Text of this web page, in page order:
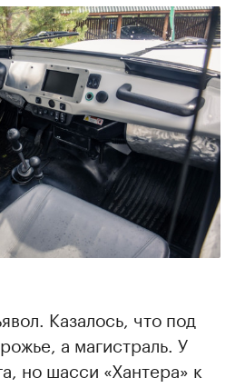
Казалось, что под
а магистраль. У
но шасси «Хантера» к